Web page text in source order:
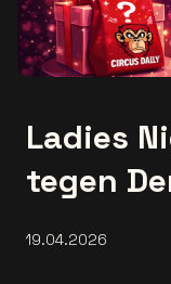
Ladies
tegen
19.04.2026